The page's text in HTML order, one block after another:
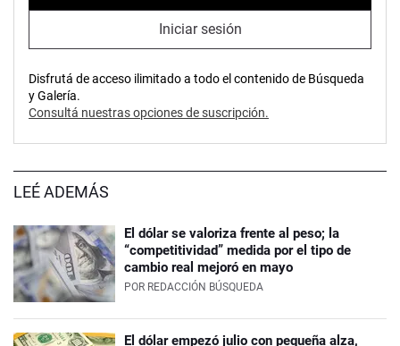
Iniciar sesión
Disfrutá de acceso ilimitado a todo el contenido de Búsqueda
y Galería.
Consultá nuestras opciones de suscripción.
LEÉ ADEMÁS
El dólar se valoriza frente al peso; la
“competitividad” medida por el tipo de
cambio real mejoró en mayo
POR REDACCIÓN BÚSQUEDA
El dólar empezó julio con pequeña alza,